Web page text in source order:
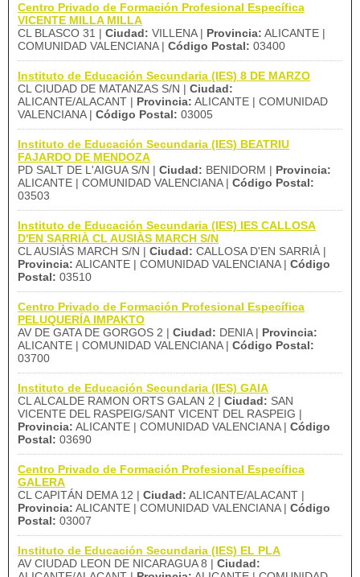
Centro Privado de Formación Profesional Específica
VICENTE MILLA MILLA
CL BLASCO 31 | Ciudad: VILLENA | Provincia: ALICANTE |
COMUNIDAD VALENCIANA | Código Postal: 03400
Instituto de Educación Secundaria (IES) 8 DE MARZO
CL CIUDAD DE MATANZAS S/N | Ciudad:
ALICANTE/ALACANT | Provincia: ALICANTE | COMUNIDAD
VALENCIANA | Código Postal: 03005
Instituto de Educación Secundaria (IES) BEATRIU
FAJARDO DE MENDOZA
PD SALT DE L'AIGUA S/N | Ciudad: BENIDORM | Provincia:
ALICANTE | COMUNIDAD VALENCIANA | Código Postal:
03503
Instituto de Educación Secundaria (IES) IES CALLOSA
D'EN SARRIÀ CL AUSIÀS MARCH S/N
CL AUSIÀS MARCH S/N | Ciudad: CALLOSA D'EN SARRIÀ |
Provincia: ALICANTE | COMUNIDAD VALENCIANA | Código
Postal: 03510
Centro Privado de Formación Profesional Específica
PELUQUERÍA IMPAKTO
AV DE GATA DE GORGOS 2 | Ciudad: DENIA | Provincia:
ALICANTE | COMUNIDAD VALENCIANA | Código Postal:
03700
Instituto de Educación Secundaria (IES) GAIA
CL ALCALDE RAMON ORTS GALAN 2 | Ciudad: SAN
VICENTE DEL RASPEIG/SANT VICENT DEL RASPEIG |
Provincia: ALICANTE | COMUNIDAD VALENCIANA | Código
Postal: 03690
Centro Privado de Formación Profesional Específica
GALERA
CL CAPITÁN DEMA 12 | Ciudad: ALICANTE/ALACANT |
Provincia: ALICANTE | COMUNIDAD VALENCIANA | Código
Postal: 03007
Instituto de Educación Secundaria (IES) EL PLA
AV CIUDAD LEON DE NICARAGUA 8 | Ciudad: